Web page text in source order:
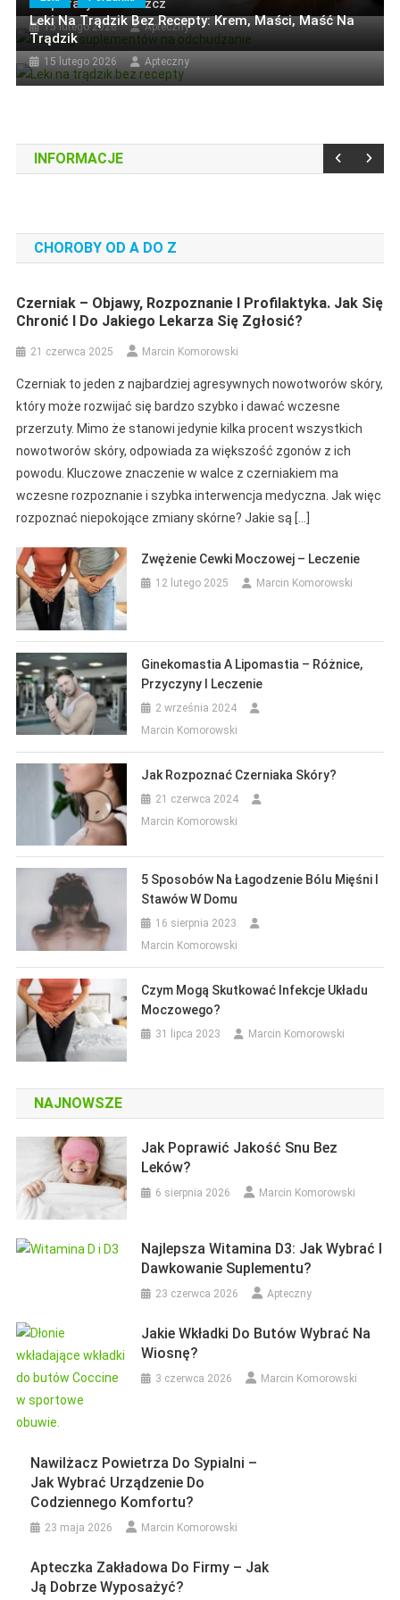
Artykuł Miesiąca Artykuł Sponsorowany
3 czerwca 2026
Wypożyczalnia Sprzętu Budowlanego
– Ekonomiczne Rozwiązanie Dla
7 maja 2026 Marcin Komorowski
Preparaty Na Tłuszcz
15 lutego 2026 Apteczny
Leki Na Trądzik Bez Recepty: Krem, Maści, Maść Na
Trądzik
15 lutego 2026 Apteczny
INFORMACJE
Artykuł Sponsorowany
Nieruchomość Za Granicą Nad
Morzem Na Emeryturę – Jak Wybrać
Bezpieczne Miejsce?
20 maja 2026 Marcin Komorowski
Artykuł Miesiąca Artykuł Sponsorowany
Labo-NDT – Specjalistyczne Badania
Nieniszczące Dla Przemysłu
4 sierpnia 2025 Marcin Komorowski
CHOROBY OD A DO Z
Czerniak – Objawy, Rozpoznanie I Profilaktyka. Jak Się
Chronić I Do Jakiego Lekarza Się Zgłosić?
21 czerwca 2025 Marcin Komorowski
Czerniak to jeden z najbardziej agresywnych nowotworów skóry,
który może rozwijać się bardzo szybko i dawać wczesne
przerzuty. Mimo że stanowi jedynie kilka procent wszystkich
nowotworów skóry, odpowiada za większość zgonów z ich
powodu. Kluczowe znaczenie w walce z czerniakiem ma
wczesne rozpoznanie i szybka interwencja medyczna. Jak więc
rozpoznać niepokojące zmiany skórne? Jakie są […]
Zwężenie Cewki Moczowej – Leczenie
12 lutego 2025 Marcin Komorowski
Ginekomastia A Lipomastia – Różnice,
Przyczyny I Leczenie
2 września 2024
Marcin Komorowski
Jak Rozpoznać Czerniaka Skóry?
21 czerwca 2024
Marcin Komorowski
5 Sposobów Na Łagodzenie Bólu Mięśni I
Stawów W Domu
16 sierpnia 2023
Marcin Komorowski
Czym Mogą Skutkować Infekcje Układu
Moczowego?
31 lipca 2023 Marcin Komorowski
NAJNOWSZE
Jak Poprawić Jakość Snu Bez
Leków?
6 sierpnia 2026 Marcin Komorowski
Najlepsza Witamina D3: Jak Wybrać I
Dawkowanie Suplementu?
23 czerwca 2026 Apteczny
Jakie Wkładki Do Butów Wybrać Na
Wiosnę?
3 czerwca 2026 Marcin Komorowski
Nawilżacz Powietrza Do Sypialni –
Jak Wybrać Urządzenie Do
Codziennego Komfortu?
23 maja 2026 Marcin Komorowski
Apteczka Zakładowa Do Firmy – Jak
Ją Dobrze Wyposażyć?